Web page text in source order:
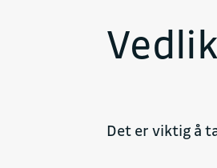
Det er viktig å